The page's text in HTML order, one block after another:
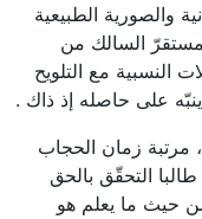
والصورية الطبيعية
مستقرّ السالك من
النسبية مع التلويح
على حاصله إذ ذاك .
مرتبة زمان الحجاب
التحقّق بالحق
حيث ما يعلم هو